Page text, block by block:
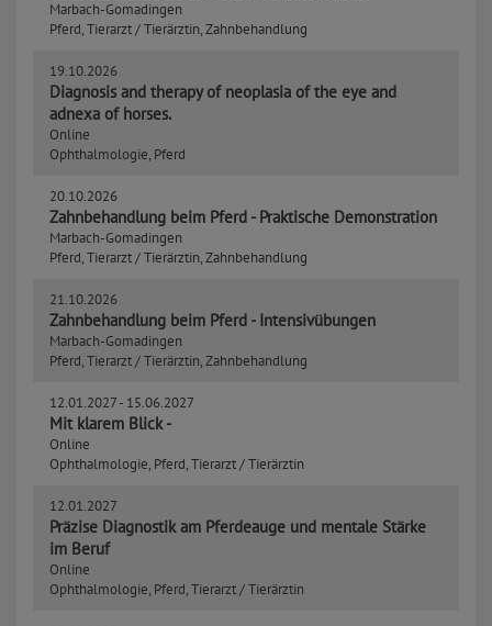
Marbach-Gomadingen
Pferd, Tierarzt / Tierärztin, Zahnbehandlung
19.10.2026
Diagnosis and therapy of neoplasia of the eye and
adnexa of horses.
Online
Ophthalmologie, Pferd
20.10.2026
Zahnbehandlung beim Pferd - Praktische Demonstration
Marbach-Gomadingen
Pferd, Tierarzt / Tierärztin, Zahnbehandlung
21.10.2026
Zahnbehandlung beim Pferd - Intensivübungen
Marbach-Gomadingen
Pferd, Tierarzt / Tierärztin, Zahnbehandlung
12.01.2027 - 15.06.2027
Mit klarem Blick -
Online
Ophthalmologie, Pferd, Tierarzt / Tierärztin
12.01.2027
Präzise Diagnostik am Pferdeauge und mentale Stärke
im Beruf
Online
Ophthalmologie, Pferd, Tierarzt / Tierärztin